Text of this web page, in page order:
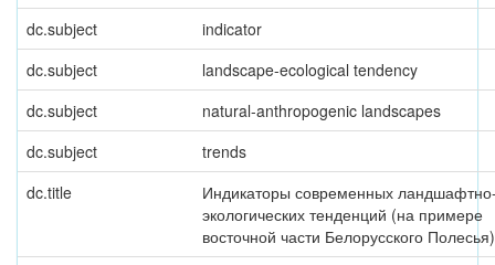
dc.subject
indicator
dc.subject
landscape-ecological tendency
dc.subject
natural-anthropogenic landscapes
dc.subject
trends
dc.title
Индикаторы современных
экологических тенденций (на примере
восточной части Белорусского Полесья)